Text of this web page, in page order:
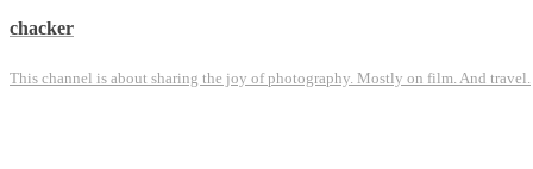
chacker
This channel is about sharing the joy of photography. Mostly on film. And travel.